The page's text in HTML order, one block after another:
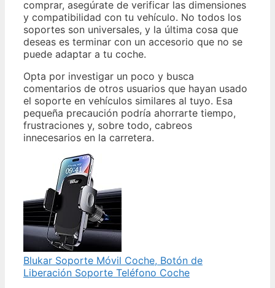
comprar, asegúrate de verificar las dimensiones
y compatibilidad con tu vehículo. No todos los
soportes son universales, y la última cosa que
deseas es terminar con un accesorio que no se
puede adaptar a tu coche.
Opta por investigar un poco y busca
comentarios de otros usuarios que hayan usado
el soporte en vehículos similares al tuyo. Esa
pequeña precaución podría ahorrarte tiempo,
frustraciones y, sobre todo, cabreos
innecesarios en la carretera.
Blukar Soporte Móvil Coche, Botón de
Liberación Soporte Teléfono Coche